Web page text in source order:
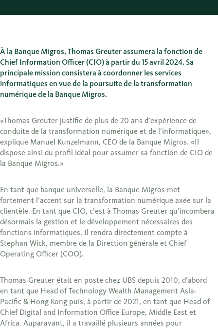
À la Banque Migros, Thomas Greuter assumera la fonction de
Chief Information Officer (CIO) à partir du 15 avril 2024. Sa
principale mission consistera à coordonner les services
informatiques en vue de la poursuite de la transformation
numérique de la Banque Migros.
«Thomas Greuter justifie de plus de 20 ans d’expérience de
conduite de la transformation numérique et de l’informatique»,
explique Manuel Kunzelmann, CEO de la Banque Migros. «Il
dispose ainsi du profil idéal pour assumer sa fonction de CIO de
la Banque Migros.»
En tant que banque universelle, la Banque Migros met
fortement l’accent sur la transformation numérique axée sur la
clientèle. En tant que CIO, c’est à Thomas Greuter qu’incombera
désormais la gestion et le développement nécessaires des
fonctions informatiques. Il rendra directement compte à
Stephan Wick, membre de la Direction générale et Chief
Operating Officer (COO).
Thomas Greuter était en poste chez UBS depuis 2010, d’abord
en tant que Head of Technology Wealth Management Asia-
Pacific & Hong Kong puis, à partir de 2021, en tant que Head of
Chief Digital and Information Office Europe, Middle East et
Africa. Auparavant, il a travaillé plusieurs années pour